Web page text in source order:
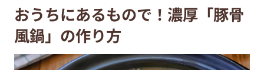
おうちにあるもので！濃厚「豚骨
風鍋」の作り方